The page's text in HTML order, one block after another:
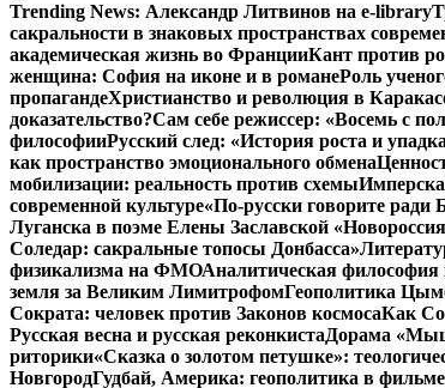
Trending News: Александр Литвинов на e-library
сакральности в знаковых пространствах
академическая жизнь во ФранцииКант против
женщина: София на иконе и в романеРоль
пропагандеХристианство и революция в
доказательство?Сам себе режиссер: «Восемь с
философииРусский след: «История роста и
как пространство эмоционального обмена
мобилизации: реальность против схемы
современной культуре«По-русски говорите ради
Луганска в поэме Елены Заславской «Новороссия
Соледар: сакральные топосы Донбасса»
физикализма на ФМОАналитическая философия
земля за Великим ЛимитрофомГеополитика
Сократа: человек против Законов космосаКак
Русская весна и русская реконкистаДорама
риторики«Сказка о золотом петушке»:
НовгородГудбай, Америка: геополитика в